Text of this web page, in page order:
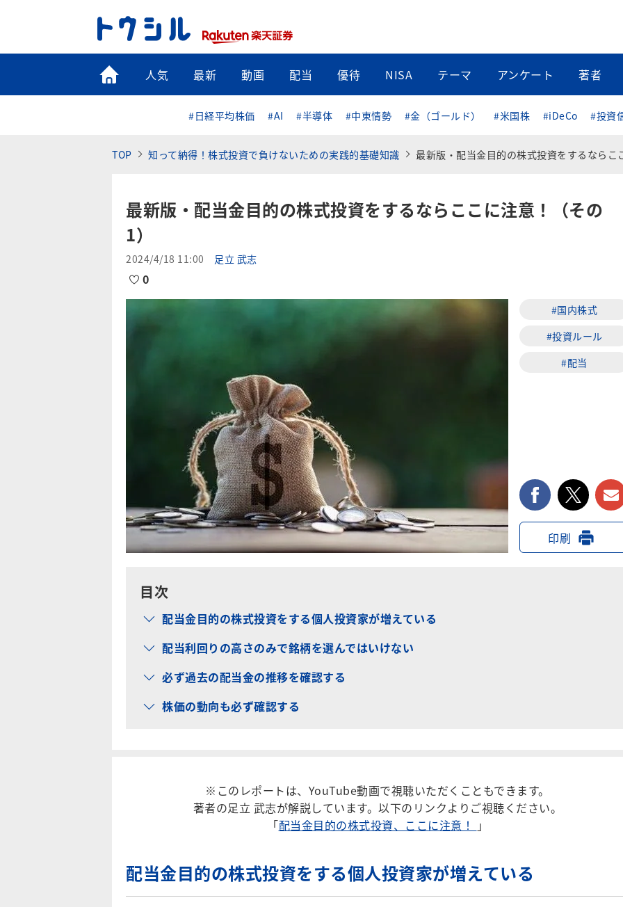
トップ
人気 最新 動画 配当 優待 NISA テーマ アンケート 著者
#日経平均株価 #AI #半導体 #中東情勢 #金（ゴールド） #米国株 #iDeCo #投資
TOP 知って納得！株式投資で負けないための実践的基礎知識 最新版・配当金目的の株式投資をするならここに注意！（その1
最新版・配当金目的の株式投資をするならここに注意！（その
1）
2024/4/18 11:00 足立 武志
0
#国内株式
#投資ルール
#配当
facebook
印刷
目次
配当金目的の株式投資をする個人投資家が増えている
配当利回りの高さのみで銘柄を選んではいけない
必ず過去の配当金の推移を確認する
株価の動向も必ず確認する
※このレポートは、YouTube動画で視聴いただくこともできます。
著者の足立 武志が解説しています。以下のリンクよりご視聴ください。
「配当金目的の株式投資、ここに注意！ 」
配当金目的の株式投資をする個人投資家が増えている